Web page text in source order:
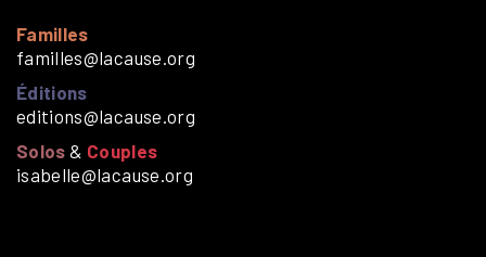
Familles
familles@lacause.org
Éditions
editions@lacause.org
Solos & Couples
isabelle@lacause.org